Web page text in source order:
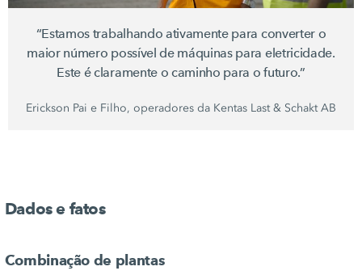
“Estamos trabalhando ativamente para converter o
maior número possível de máquinas para eletricidade.
Este é claramente o caminho para o futuro.”
Erickson Pai e Filho, operadores da Kentas Last& Schakt AB
Dados e fatos
Combinação de plantas